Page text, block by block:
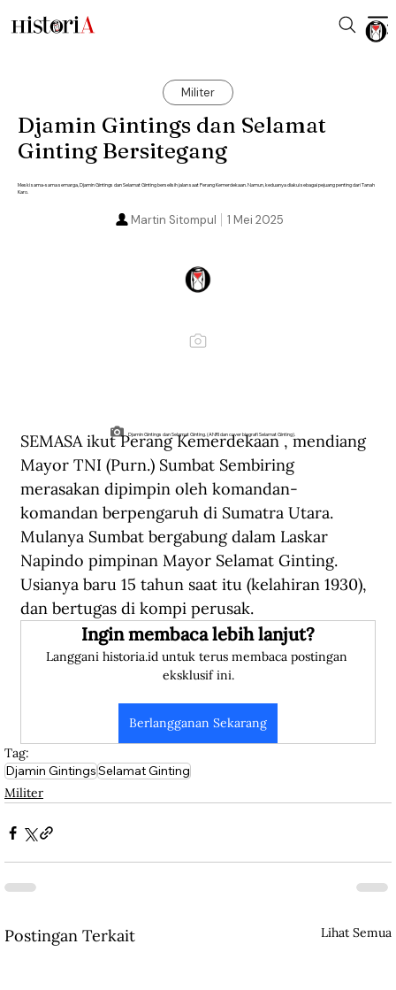
Militer
Djamin Gintings dan Selamat
Ginting Bersitegang
Meski sama-sama semarga, Djamin Gintings dan Selamat Ginting berselisih jalan saat Perang Kemerdekaan. Namun, keduanya diakui sebagai pejuang penting dari Tanah
Karo.
1 Mei 2025
Martin Sitompul
Djamin Gintings dan Selamat Ginting. (ANRI dan cover biografi Selamat Ginting).
SEMASA ikut Perang Kemerdekaan , mendiang
Mayor TNI (Purn.) Sumbat Sembiring
merasakan dipimpin oleh komandan-
komandan berpengaruh di Sumatra Utara.
Mulanya Sumbat bergabung dalam Laskar
Napindo pimpinan Mayor Selamat Ginting.
Usianya baru 15 tahun saat itu (kelahiran 1930),
dan bertugas di kompi perusak.
Ingin membaca lebih lanjut?
Langgani historia.id untuk terus membaca postingan
eksklusif ini.
Berlangganan Sekarang
Tag:
Djamin GintingsSelamat Ginting
Militer
Postingan Terkait Lihat Semua